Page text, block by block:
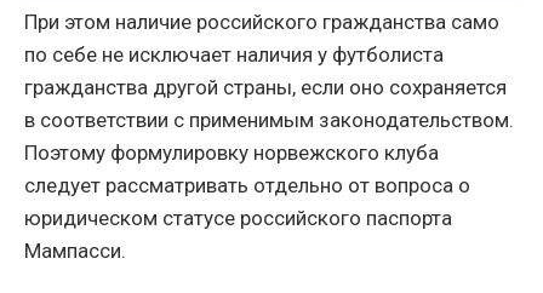
При этом наличие российского гражданства само
по себе не исключает наличия у футболиста
гражданства другой страны, если оно сохраняется
в соответствии с применимым законодательством.
Поэтому формулировку норвежского клуба
следует рассматривать отдельно от вопроса о
юридическом статусе российского паспорта
Мампасси.